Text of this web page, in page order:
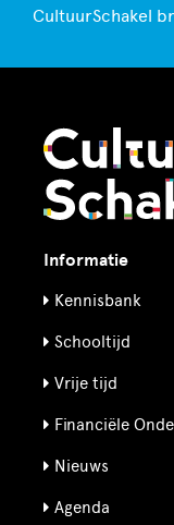
CultuurSchakel
Informatie
Kennisbank
Schooltijd
Vrije tijd
Financiële
Nieuws
Agenda